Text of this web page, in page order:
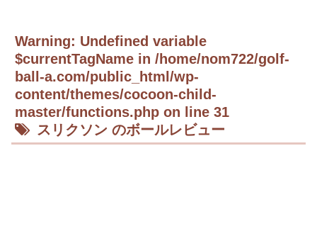
Warning: Undefined variable
$currentTagName in /home/nom722/golf-
ball-a.com/public_html/wp-
content/themes/cocoon-child-
master/functions.php on line 31
スリクソン のボールレビュー